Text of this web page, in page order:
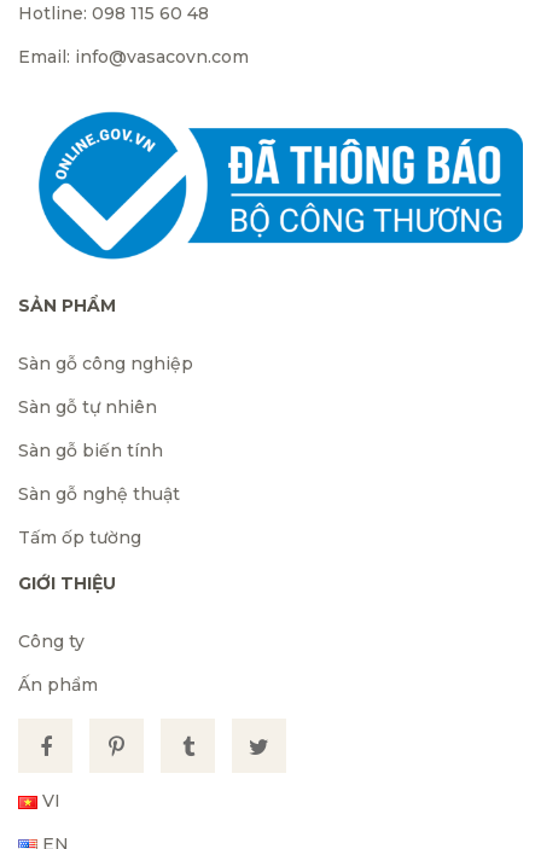
Hotline: 098 115 60 48
Email: info@vasacovn.com
SẢN PHẨM
Sàn gỗ công nghiệp
Sàn gỗ tự nhiên
Sàn gỗ biến tính
Sàn gỗ nghệ thuật
Tấm ốp tường
GIỚI THIỆU
Công ty
Ấn phẩm
VI
EN